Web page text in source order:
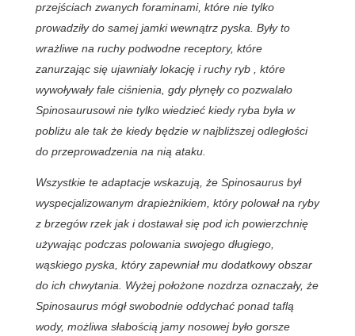
przejściach zwanych foraminami, które nie tylko
prowadziły do samej jamki wewnątrz pyska. Były to
wrażliwe na ruchy podwodne receptory, które
zanurzając się ujawniały lokację i ruchy ryb , które
wywoływały fale ciśnienia, gdy płynęły co pozwalało
Spinosaurusowi nie tylko wiedzieć kiedy ryba była w
pobliżu ale tak że kiedy będzie w najbliższej odległości
do przeprowadzenia na nią ataku.
Wszystkie te adaptacje wskazują, że Spinosaurus był
wyspecjalizowanym drapieżnikiem, który polował na ryby
z brzegów rzek jak i dostawał się pod ich powierzchnię
używając podczas polowania swojego długiego,
wąskiego pyska, który zapewniał mu dodatkowy obszar
do ich chwytania. Wyżej położone nozdrza oznaczały, że
Spinosaurus mógł swobodnie oddychać ponad taflą
wody, możliwa słabością jamy nosowej było gorsze